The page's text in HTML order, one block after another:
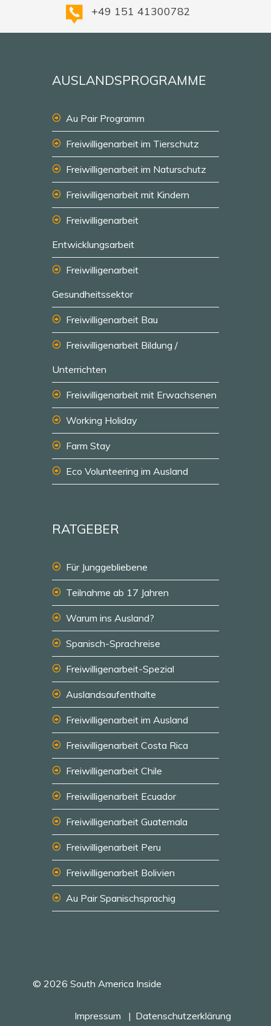
+49 151 41300782
AUSLANDSPROGRAMME
Au Pair Programm
Freiwilligenarbeit im Tierschutz
Freiwilligenarbeit im Naturschutz
Freiwilligenarbeit mit Kindern
Freiwilligenarbeit
Entwicklungsarbeit
Freiwilligenarbeit
Gesundheitssektor
Freiwilligenarbeit Bau
Freiwilligenarbeit Bildung /
Unterrichten
Freiwilligenarbeit mit Erwachsenen
Working Holiday
Farm Stay
Eco Volunteering im Ausland
RATGEBER
Für Junggebliebene
Teilnahme ab 17 Jahren
Warum ins Ausland?
Spanisch-Sprachreise
Freiwilligenarbeit-Spezial
Auslandsaufenthalte
Freiwilligenarbeit im Ausland
Freiwilligenarbeit Costa Rica
Freiwilligenarbeit Chile
Freiwilligenarbeit Ecuador
Freiwilligenarbeit Guatemala
Freiwilligenarbeit Peru
Freiwilligenarbeit Bolivien
Au Pair Spanischsprachig
© 2026 South America Inside
Impressum Datenschutzerklärung